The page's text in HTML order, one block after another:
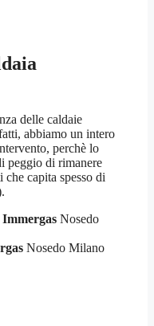
delle caldaie
abbiamo un intero
perchè lo
peggio di rimanere
che capita spesso di
Nosedo
Nosedo Milano